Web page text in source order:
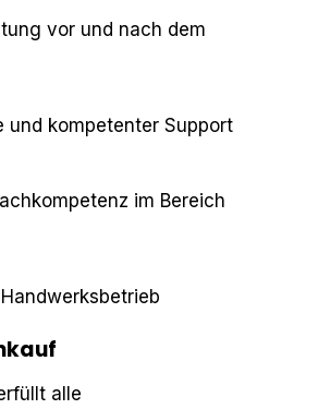
vor und nach dem
und kompetenter Support
im Bereich
alle